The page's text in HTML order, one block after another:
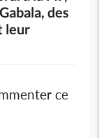
des
leur
ce